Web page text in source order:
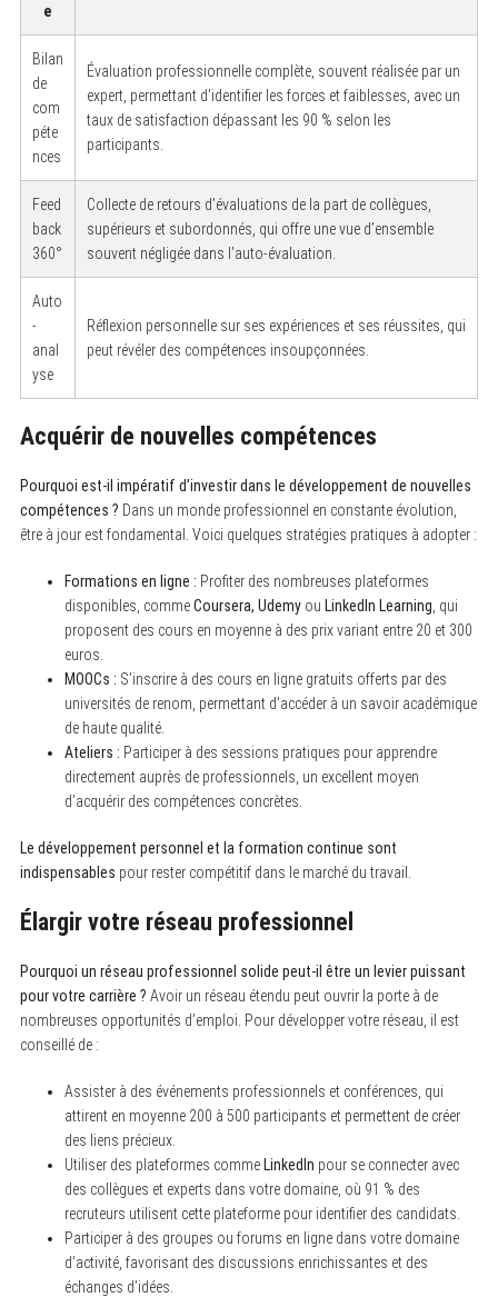
e
Bilan
de
com
péte
nces
Évaluation professionnelle complète, souvent réalisée par un
expert, permettant d’identifier les forces et faiblesses, avec un
taux de satisfaction dépassant les 90 % selon les
participants.
Feed
back
360°
Collecte de retours d’évaluations de la part de collègues,
supérieurs et subordonnés, qui offre une vue d’ensemble
souvent négligée dans l’auto-évaluation.
Auto
-
anal
yse
Réflexion personnelle sur ses expériences et ses réussites, qui
peut révéler des compétences insoupçonnées.
Acquérir de nouvelles compétences
Pourquoi est-il impératif d’investir dans le développement de nouvelles
compétences ? Dans un monde professionnel en constante évolution,
être à jour est fondamental. Voici quelques stratégies pratiques à adopter :
Formations en ligne : Profiter des nombreuses plateformes
disponibles, commeCoursera, Udemyou LinkedIn Learning , qui
proposent des cours en moyenne à des prix variant entre 20 et 300
euros.
MOOCs : S’inscrire à des cours en ligne gratuits offerts par des
universités de renom, permettant d’accéder à un savoir académique
de haute qualité.
Ateliers : Participer à des sessions pratiques pour apprendre
directement auprès de professionnels, un excellent moyen
d’acquérir des compétences concrètes.
Le développement personnel et la formation continue sont
indispensables pour rester compétitif dans le marché du travail.
Élargir votre réseau professionnel
Pourquoi un réseau professionnel solide peut-il être un levier puissant
pour votre carrière ? Avoir un réseau étendu peut ouvrir la porte à de
nombreuses opportunités d’emploi. Pour développer votre réseau, il est
conseillé de :
Assister à des événements professionnels et conférences, qui
attirent en moyenne 200 à 500 participants et permettent de créer
des liens précieux.
Utiliser des plateformes commeLinkedIn pour se connecter avec
des collègues et experts dans votre domaine, où 91 % des
recruteurs utilisent cette plateforme pour identifier des candidats.
Participer à des groupes ou forums en ligne dans votre domaine
d’activité, favorisant des discussions enrichissantes et des
échanges d’idées.